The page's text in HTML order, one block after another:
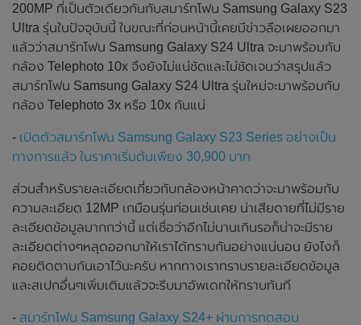
200MP ที่เป็นตัวเดียวกันกับสมาร์ทโฟน Samsung Galaxy S23
Ultra รุ่นในปัจจุบันนี้ ในขณะที่ก่อนหน้านี้เคยมีข่าวลือเผยออกมา
แล้วว่าสมาร์ทโฟน Samsung Galaxy S24 Ultra จะมาพร้อมกับ
กล้อง Telephoto 10x จึงยังไม่แน่ชัดและไม่ชัดเจนว่าสรุปแล้ว
สมาร์ทโฟน Samsung Galaxy S24 Ultra รุ่นใหม่จะมาพร้อมกับ
กล้อง Telephoto 3x หรือ 10x กันแน่
- เปิดตัวสมาร์ทโฟน Samsung Galaxy S23 Series อย่างเป็น
ทางการแล้ว ในราคาเริ่มต้นเพียง 30,900 บาท
ส่วนสำหรับรายละเอียดเกี่ยวกับกล้องหน้าคาดว่าจะมาพร้อมกับ
ความละเอียด 12MP เกมือนรุ่นก่อนเช่นเคย น่าเสียดายที่ไม่มีราย
ละเอียดข้อมูลมากกว่านี้ แต่เชื่อว่าอีกไม่นานเกินรอก็น่าจะมีราย
ละเอียดต่างๆหลุดออกมาให้เราได้ทราบกันอย่างแน่นอน ยังไงก็
คอยติดตามกันเอาไว้นะครับ หากทางเราทราบรายละเอียดข้อมูล
และสเปกอื่นๆเพิ่มเติมแล้วจะรีบมาอัพเดทให้ทราบทันที
- สมาร์ทโฟน Samsung Galaxy S24+ ผ่านการทดสอบ